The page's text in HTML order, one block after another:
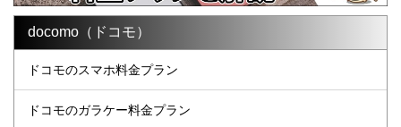
docomo（ドコモ）
ドコモのスマホ料金プラン
ドコモのガラケー料金プラン